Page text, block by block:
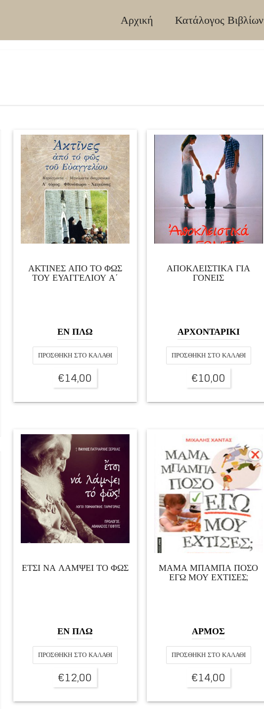
Αρχική Κατάλογος Βιβλίων
ΑΚΤΙΝΕΣ ΑΠΟ ΤΟ ΦΩΣ
ΤΟΥ ΕΥΑΓΓΕΛΙΟΥ Α΄
ΕΝ ΠΛΩ
ΠΡΟΣΘΉΚΗ ΣΤΟ ΚΑΛΆΘΙ
€14,00
ΑΠΟΚΛΕΙΣΤΙΚΑ ΓΙΑ
ΓΟΝΕΙΣ
ΑΡΧΟΝΤΑΡΙΚΙ
ΠΡΟΣΘΉΚΗ ΣΤΟ ΚΑΛΆΘΙ
€10,00
ΕΤΣΙ ΝΑ ΛΑΜΨΕΙ ΤΟ ΦΩΣ
ΕΝ ΠΛΩ
ΠΡΟΣΘΉΚΗ ΣΤΟ ΚΑΛΆΘΙ
€12,00
ΜΑΜΑ ΜΠΑΜΠΑ ΠΟΣΟ
ΕΓΩ ΜΟΥ ΕΧΤΙΣΕΣ;
ΑΡΜΟΣ
ΠΡΟΣΘΉΚΗ ΣΤΟ ΚΑΛΆΘΙ
€14,00